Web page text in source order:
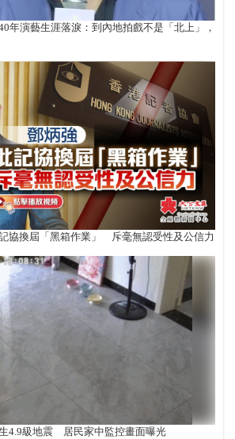
年演藝生涯落淚：到內地拍戲不是「北上」，
記協換屆「黑箱作業」 斥毫無認受性及公信力
4.9級地震 居民家中監控畫面曝光